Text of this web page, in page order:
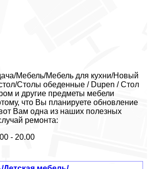
Мебель/Мебель для кухни/Новый
Столы обеденные / Dupen / Стол
и другие предметы мебели
что Вы планируете обновление
Вам одна из наших полезных
ремонта:
- 20.00